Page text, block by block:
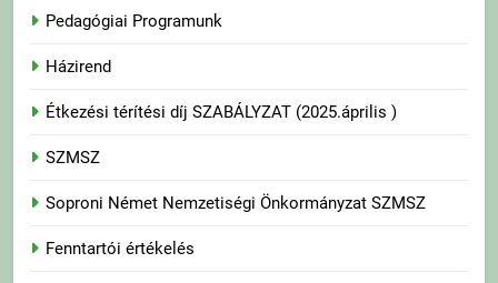
Pedagógiai Programunk
Házirend
Étkezési térítési díj SZABÁLYZAT (2025.április )
SZMSZ
Soproni Német Nemzetiségi Önkormányzat SZMSZ
Fenntartói értékelés